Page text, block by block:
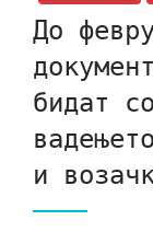
До
бидат
и